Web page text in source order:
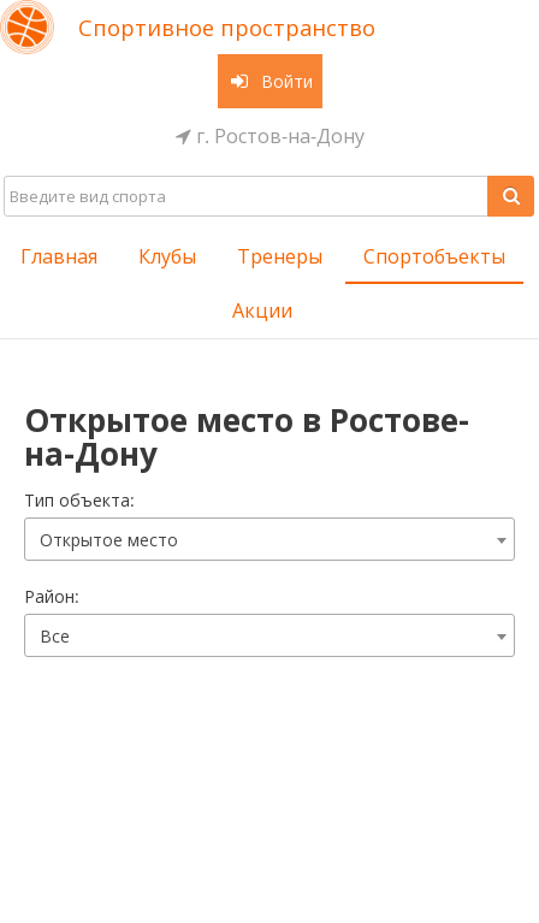
Спортивное пространство
Войти
г. Ростов-на-Дону
Главная Клубы Тренеры Спортобъекты
Акции
Открытое место в Ростове-
на-Дону
Тип объекта:
Открытое место
Район:
Все